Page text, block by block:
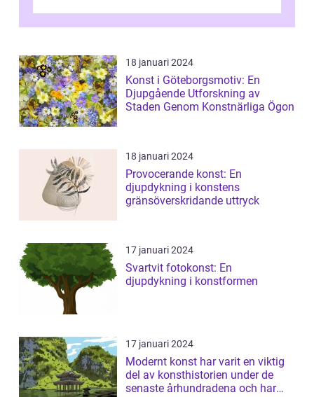
18 januari 2024
Konst i Göteborgsmotiv: En
Djupgående Utforskning av
Staden Genom Konstnärliga Ögon
18 januari 2024
Provocerande konst: En
djupdykning i konstens
gränsöverskridande uttryck
17 januari 2024
Svartvit fotokonst: En
djupdykning i konstformen
17 januari 2024
Modernt konst har varit en viktig
del av konsthistorien under de
senaste århundradena och har